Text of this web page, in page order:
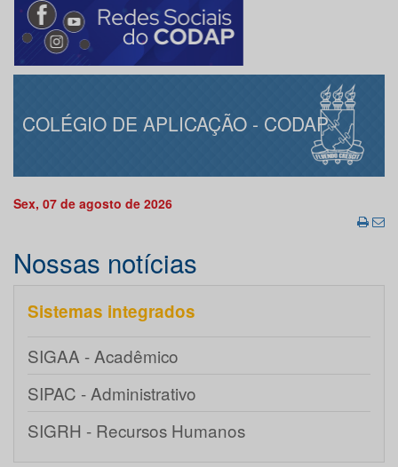
COLÉGIO DE APLICAÇÃO - CODAP
Sex, 07 de agosto de 2026
Nossas notícias
Sistemas integrados
SIGAA - Acadêmico
SIPAC - Administrativo
SIGRH - Recursos Humanos